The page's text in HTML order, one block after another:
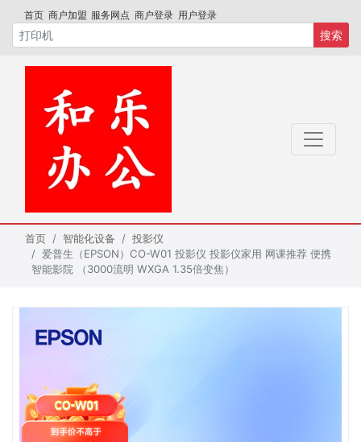
首页 商户加盟 服务网点 商户登录 用户登录
搜索
首页 智能化设备
投影仪
爱普生（EPSON）CO-W01 投影仪 投影仪家用 网课推荐 便携
智能影院 （3000流明 WXGA 1.35倍变焦）